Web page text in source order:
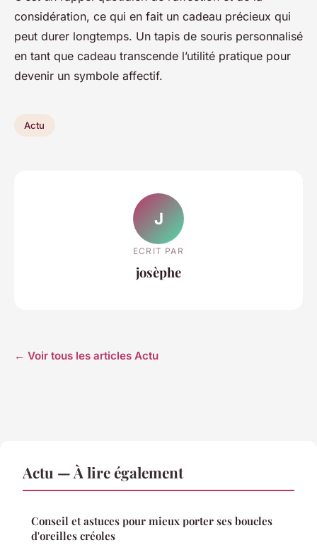
considération, ce qui en fait un cadeau précieux qui
peut durer longtemps. Un tapis de souris personnalisé
en tant que cadeau transcende l’utilité pratique pour
devenir un symbole affectif.
Actu
J
ECRIT PAR
josèphe
← Voir tous les articles Actu
Actu — À lire également
Conseil et astuces pour mieux porter ses boucles
d'oreilles créoles